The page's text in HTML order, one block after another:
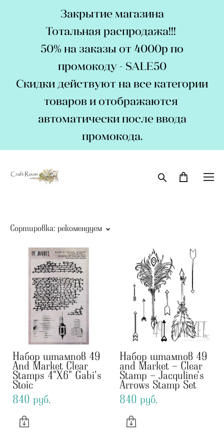
Закрытие магазина
Тотальная распродажа!!!
50% на заказы от 4000р по
промокоду - SALE50
Скидки действуют на все категории
товаров и отображаются
автоматически после ввода
промокода.
Сортировка: рекомендуем
Набор штампов 49
And Market Clear
Stamps 4"X6" Gabi's
Stoic
840 pуб.
Набор штампов 49
and Market - Clear
Stamp - Jacquline's
Arrows Stamp Set
840 pуб.